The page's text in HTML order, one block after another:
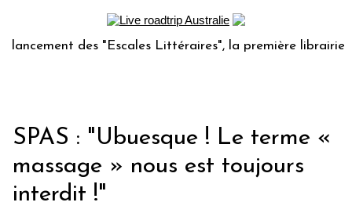
des "Escales Littéraires", la première librairie du
SPAS : "Ubuesque ! Le terme «
massage » nous est toujours
interdit !"